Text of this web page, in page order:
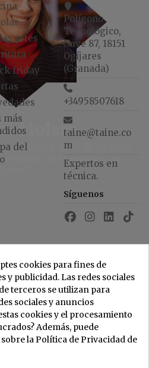
Molero
al detalle, más de 32 años
la excelencia en
artes
friday
más
del
Polígono
Tecnológico,
Nave 87, 18151
Ogíjares
(Granada)
+34958507618
taine@taine.co
m
Expertos en
técnica.
Síguenos
cookies para fines de
y publicidad. Las redes sociales
terceros se utilizan para
sociales y anuncios
cookies y el procesamiento
Además, puede
la Política de Privacidad de